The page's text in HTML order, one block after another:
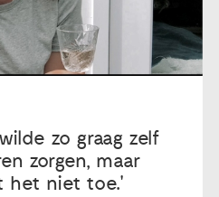
zo graag zelf
zorgen, maar
het niet toe.'